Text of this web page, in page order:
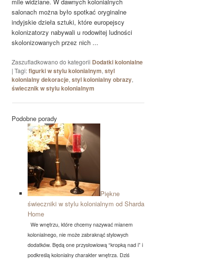
salonach można było spotkać oryginalne
indyjskie dzieła sztuki, które europejscy
kolonizatorzy nabywali u rodowitej ludności
skolonizowanych przez nich ...
Zaszufladkowano do kategorii Dodatki kolonialne
|Tagi: figurki w stylu kolonialnym,styl
kolonialny dekoracje,styl kolonialny obrazy,
świecznik w stylu kolonialnym
Podobne porady
Piękne
świeczniki w stylu kolonialnym od Sharda
Home
We wnętrzu, które chcemy nazywać mianem
kolonialnego, nie może zabraknąć stylowych
dodatków. Będą one przysłowiową “kropką nad i” i
podkreślą kolonialny charakter wnętrza. Dziś